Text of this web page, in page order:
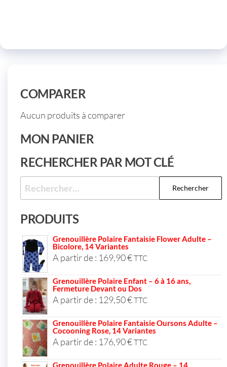
COMPARER
Aucun produits à comparer
MON PANIER
RECHERCHER PAR MOT CLÉ
PRODUITS
Grenouillère Polaire Fantaisie Flower Adulte –
Bicolore, 14 Variantes
A partir de : 169,90€TTC
Grenouillère Polaire Enfant – 6 à 16 ans,
Fermeture Devant ou Dos
A partir de : 129,50€TTC
Grenouillère Polaire Fantaisie Oursons Adulte –
Cocooning Rose, 14 Variantes
A partir de : 176,90€TTC
Grenouillère Polaire Adulte Rouge – 14